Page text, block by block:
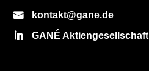
kontakt@gane.de
GANÉ Aktiengesellschaft